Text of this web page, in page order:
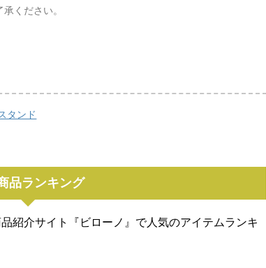
ください。
タンド
品ランキング
紹介サイト『ビローノ』で人気のアイテムランキ